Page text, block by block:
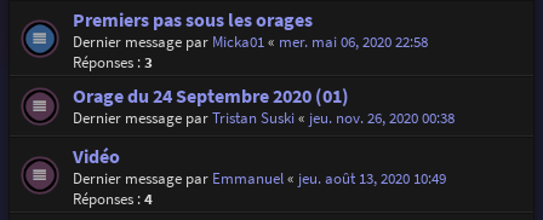
Premiers pas sous les orages
Dernier message par Micka01« mer. mai 06, 2020 22:58
Réponses :3
Orage du 24 Septembre 2020 (01)
Dernier message parTristan Suski« jeu. nov. 26, 2020 00:38
Vidéo
Dernier message par Emmanuel« jeu. août 13, 2020 10:49
Réponses :4